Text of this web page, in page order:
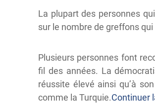
La plupart des personnes
sur le nombre de greffons
Plusieurs personnes font
fil des années. La
réussite élevé ainsi qu’à
comme la Turquie.Continuer